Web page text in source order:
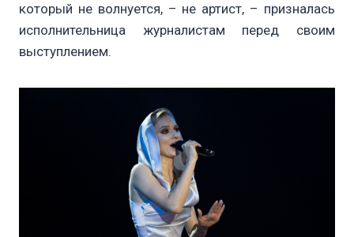
который не волнуется, – не артист, – призналась
исполнительница журналистам перед своим
выступлением.